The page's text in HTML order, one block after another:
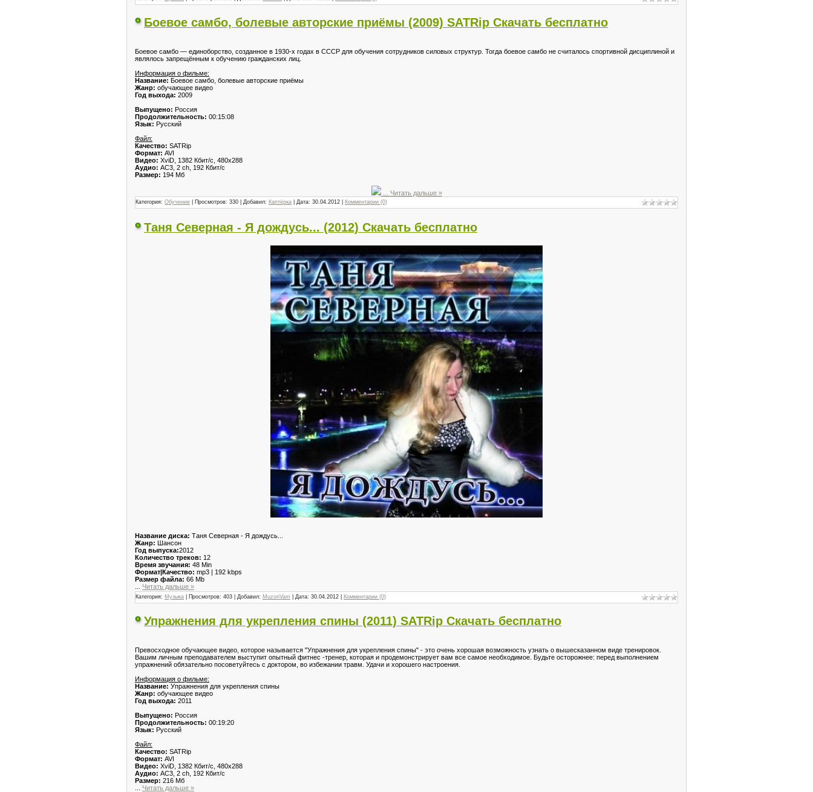
Боевое самбо, болевые авторские приёмы (2009) SATRip Скачать бесплатно
Боевое самбо — единоборство, созданное в 1930-х годах в СССР для обучения сотрудников силовых структур. Тогда боевое самбо не считалось спортивной дисциплиной и
являлось запрещённым к обучению гражданских лиц.
Информация о фильме:
Название: Боевое самбо, болевые авторские приёмы
Жанр: обучающее видео
Год выхода: 2009
Выпущено: Россия
Продолжительность: 00:15:08
Язык: Русский
Файл:
Качество: SATRip
Формат: AVI
Видео: XviD, 1382 Кбит/с, 480x288
Аудио: AC3, 2 ch, 192 Кбит/с
Размер: 194 Мб
Читать дальше »
Категория: Обучение | Просмотров: 330 | Добавил: Каптёрка | Дата: 30.04.2012 Комментарии (0)
Таня Северная - Я дождусь... (2012) Скачать бесплатно
Название диска: Таня Северная - Я дождусь...
Жанр: Шансон
Год выпуска:2012
Количество треков: 12
Время звучания: 48 Min
Формат|Качество: mp3 | 192 kbps
Размер файла: 66 Mb
Читать дальше »
Категория: Музыка | Просмотров: 403 | Добавил: MuzonVam | Дата: 30.04.2012 Комментарии (0)
Упражнения для укрепления спины (2011) SATRip Скачать бесплатно
Превосходное обучающее видео, которое называется "Упражнения для укрепления спины" - это очень хорошая возможность узнать о вышесказанном виде тренировок.
Вашим личным преподавателем выступит опытный фитнес -тренер, которая и продемонстрирует вам все самое необходимое. Будьте осторожнее: перед выполнением
упражнений обязательно посоветуйтесь с доктором, во избежании травм. Удачи и хорошего настроения.
Информация о фильме:
Название: Упражнения для укрепления спины
Жанр: обучающее видео
Год выхода: 2011
Выпущено: Россия
Продолжительность: 00:19:20
Язык: Русский
Файл:
Качество: SATRip
Формат: AVI
Видео: XviD, 1382 Кбит/с, 480x288
Аудио: AC3, 2 ch, 192 Кбит/с
Размер: 216 Мб
Читать дальше »